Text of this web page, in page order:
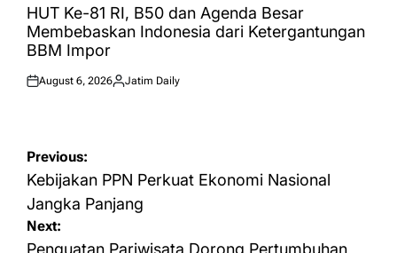
INHUT Ke-81 RI, B50 dan Agenda Besar
Membebaskan Indonesia dari Ketergantungan
BBM Impor
Posted
August 6, 2026
Posted
Jatim Daily
Post
navigation
Previous:
Kebijakan PPN Perkuat Ekonomi Nasional
Jangka Panjang
Next:
Penguatan Pariwisata Dorong Pertumbuhan